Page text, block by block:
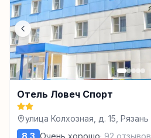
Отель Ловеч Спорт
улица Колхозная, д. 15, Рязань
8.3 Очень хорошо· 92 отзывов